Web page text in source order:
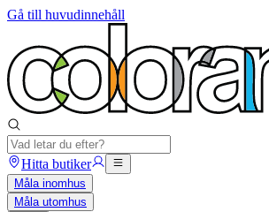
Gå till huvudinnehåll
Hitta butiker
Måla inomhus
Måla utomhus